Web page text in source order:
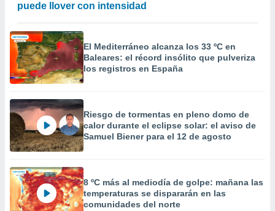
puede llover con intensidad
El Mediterráneo alcanza los 33 ºC en
Baleares: el récord insólito que pulveriza
los registros en España
Riesgo de tormentas en pleno domo de
calor durante el eclipse solar: el aviso de
Samuel Biener para el 12 de agosto
8 ºC más al mediodía de golpe: mañana las
temperaturas se dispararán en las
comunidades del norte